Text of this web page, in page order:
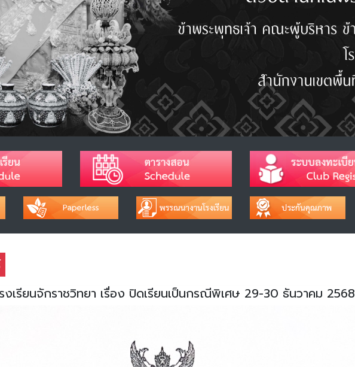
รงเรียนจักราชวิทยา เรื่อง ปิดเรียนเป็นกรณีพิเศษ 29-30 ธันวาคม 2568